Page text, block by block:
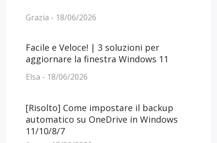
Grazia - 18/06/2026
Facile e Veloce! | 3 soluzioni per
aggiornare la finestra Windows 11
Elsa - 18/06/2026
[Risolto] Come impostare il backup
automatico su OneDrive in Windows
11/10/8/7